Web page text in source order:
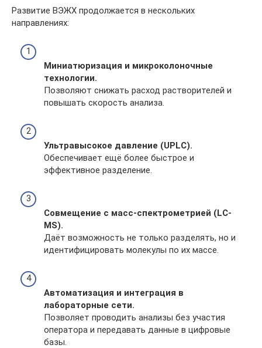
Развитие ВЭЖХ продолжается в нескольких
направлениях:
Миниатюризация и микроколоночные
технологии.
Позволяют снижать расход растворителей и
повышать скорость анализа.
Ультравысокое давление (UPLC).
Обеспечивает ещё более быстрое и
эффективное разделение.
Совмещение с масс-спектрометрией (LC-
MS).
Даёт возможность не только разделять, но и
идентифицировать молекулы по их массе.
Автоматизация и интеграция в
лабораторные сети.
Позволяет проводить анализы без участия
оператора и передавать данные в цифровые
базы.